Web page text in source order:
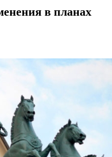
в планах